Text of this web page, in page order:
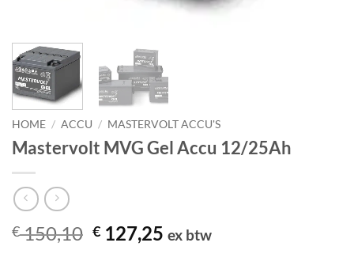
HOME / ACCU / MASTERVOLT ACCU'S
Mastervolt MVG Gel Accu 12/25Ah
€150,10 Oorspronkelijke
€ 127,25 Huidige
ex btw